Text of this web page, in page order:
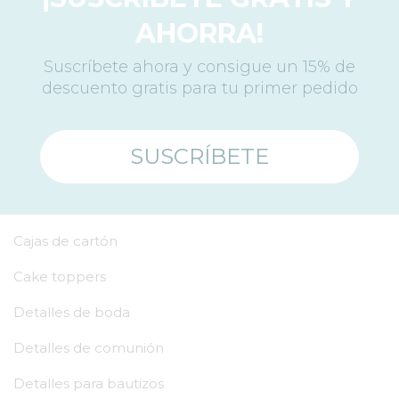
AHORRA!
Suscríbete ahora y consigue un 15% de
descuento gratis para tu primer pedido
SUSCRÍBETE
Cajas de cartón
Cake toppers
Detalles de boda
Detalles de comunión
Detalles para bautizos